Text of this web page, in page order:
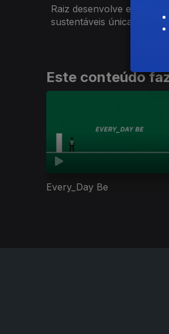
Raiz desenvolve
sustentáveis únicas no
Este conteúdo
Every_Day Be